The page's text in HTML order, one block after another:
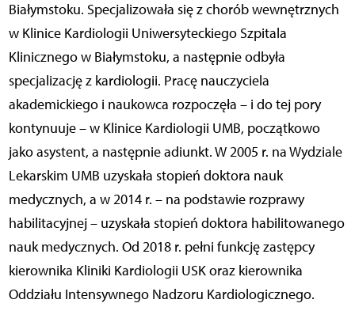
Białymstoku. Specjalizowała się z chorób wewnętrznych
w Klinice Kardiologii Uniwersyteckiego Szpitala
Klinicznego w Białymstoku, a następnie odbyła
specjalizację z kardiologii. Pracę nauczyciela
akademickiego i naukowca rozpoczęła – i do tej pory
kontynuuje – w Klinice Kardiologii UMB, początkowo
jako asystent, a następnie adiunkt. W 2005 r. na Wydziale
Lekarskim UMB uzyskała stopień doktora nauk
medycznych, a w 2014 r. – na podstawie rozprawy
habilitacyjnej – uzyskała stopień doktora habilitowanego
nauk medycznych. Od 2018 r. pełni funkcję zastępcy
kierownika Kliniki Kardiologii USK oraz kierownika
Oddziału Intensywnego Nadzoru Kardiologicznego.